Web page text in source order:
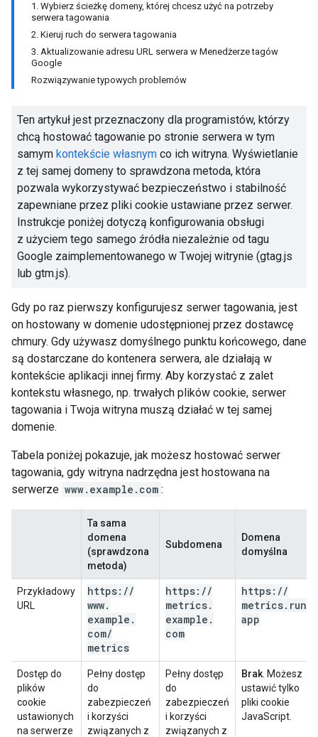
1. Wybierz ścieżkę domeny, której chcesz użyć na potrzeby
serwera tagowania
2. Kieruj ruch do serwera tagowania
3. Aktualizowanie adresu URL serwera w Menedżerze tagów
Google
Rozwiązywanie typowych problemów
Ten artykuł jest przeznaczony dla programistów, którzy
chcą hostować tagowanie po stronie serwera w tym
samym kontekście własnym co ich witryna. Wyświetlanie
z tej samej domeny to sprawdzona metoda, która
pozwala wykorzystywać bezpieczeństwo i stabilność
zapewniane przez pliki cookie ustawiane przez serwer.
Instrukcje poniżej dotyczą konfigurowania obsługi
z użyciem tego samego źródła niezależnie od tagu
Google zaimplementowanego w Twojej witrynie (gtag.js
lub gtm.js).
Gdy po raz pierwszy konfigurujesz serwer tagowania, jest
on hostowany w domenie udostępnionej przez dostawcę
chmury. Gdy używasz domyślnego punktu końcowego, dane
są dostarczane do kontenera serwera, ale działają w
kontekście aplikacji innej firmy. Aby korzystać z zalet
kontekstu własnego, np. trwałych plików cookie, serwer
tagowania i Twoja witryna muszą działać w tej samej
domenie.
Tabela poniżej pokazuje, jak możesz hostować serwer
tagowania, gdy witryna nadrzędna jest hostowana na
serwerze www.example.com :
Ta sama
domena
(sprawdzona
metoda)
Subdomena
Domena
domyślna
Przykładowy
URL
https: //
www.
example .
com/
metrics
https: //
metrics.
example .
com
https: //
metrics. run
app
Dostęp do
plików
cookie
ustawionych
na serwerze
Pełny dostęp
do
zabezpieczeń
i korzyści
związanych z
Pełny dostęp
do
zabezpieczeń
i korzyści
związanych z
Brak . Możesz
ustawić tylko
pliki cookie
JavaScript.